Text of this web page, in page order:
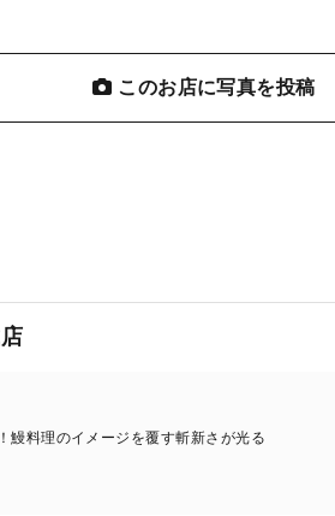
このお店に写真を投稿
鰻料理のイメージを覆す斬新さが光る